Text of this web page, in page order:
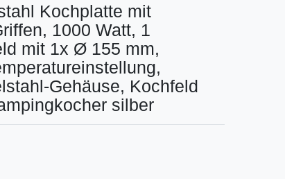
Kochplatte mit
1000 Watt, 1
mit 1x Ø 155 mm,
Gehäuse, Kochfeld
silber